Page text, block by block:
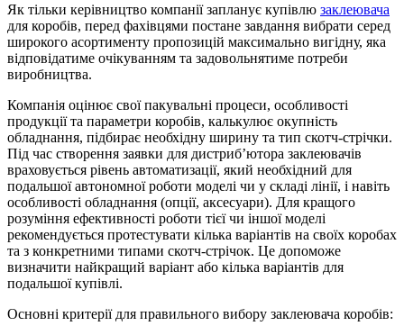
Як тільки керівництво компанії запланує купівлю заклеювача
для коробів, перед фахівцями постане завдання вибрати серед
широкого асортименту пропозицій максимально вигідну, яка
відповідатиме очікуванням та задовольнятиме потреби
виробництва.
Компанія оцінює свої пакувальні процеси, особливості
продукції та параметри коробів, калькулює окупність
обладнання, підбирає необхідну ширину та тип скотч-стрічки.
Під час створення заявки для дистриб’ютора заклеювачів
враховується рівень автоматизації, який необхідний для
подальшої автономної роботи моделі чи у складі лінії, і навіть
особливості обладнання (опції, аксесуари). Для кращого
розуміння ефективності роботи тієї чи іншої моделі
рекомендується протестувати кілька варіантів на своїх коробах
та з конкретними типами скотч-стрічок. Це допоможе
визначити найкращий варіант або кілька варіантів для
подальшої купівлі.
Основні критерії для правильного вибору заклеювача коробів: